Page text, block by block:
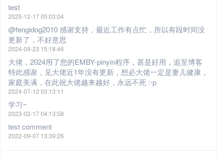
test
2025-12-17 05:03:04
@fengidog2010 感谢支持，最近工作有点忙，所以有段时间没
更新了，不好意思
2024-09-23 15:18:46
大佬，2024用了您的EMBY-pinyin程序，甚是好用，追至博客
特此感谢，见大佬近1年没有更新，想必大佬一定是妻儿健康，
家庭美满，在此祝大佬越来越好，永远不死 :-p
2024-07-12 03:13:11
学习~
2023-02-17 04:13:58
test comment
2022-09-07 13:39:26